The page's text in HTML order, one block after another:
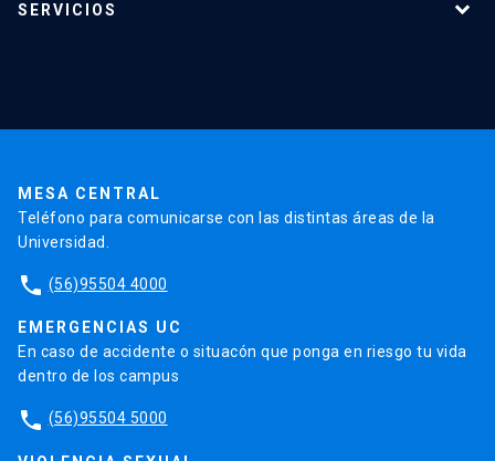
SERVICIOS
MESA CENTRAL
Teléfono para comunicarse con las distintas áreas de la
Universidad.
phone (56)95504 4000
EMERGENCIAS UC
En caso de accidente o situacón que ponga en riesgo tu vida
dentro de los campus
phone (56)95504 5000